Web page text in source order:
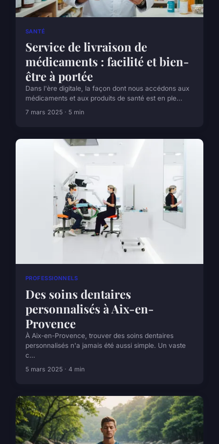
SANTÉ
Service de livraison de
médicaments : facilité et bien-
être à portée
Dans l'ère digitale, la façon dont nous accédons aux
médicaments et aux produits de santé est en ple...
7 mars 2025 · 5 min
PROFESSIONNELS
Des soins dentaires
personnalisés à Aix-en-
Provence
À Aix-en-Provence, trouver des soins dentaires
personnalisés n'a jamais été aussi simple. Un vaste
c...
5 mars 2025 · 4 min